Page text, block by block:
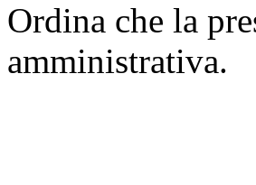
Ordina che la
amministrativa.